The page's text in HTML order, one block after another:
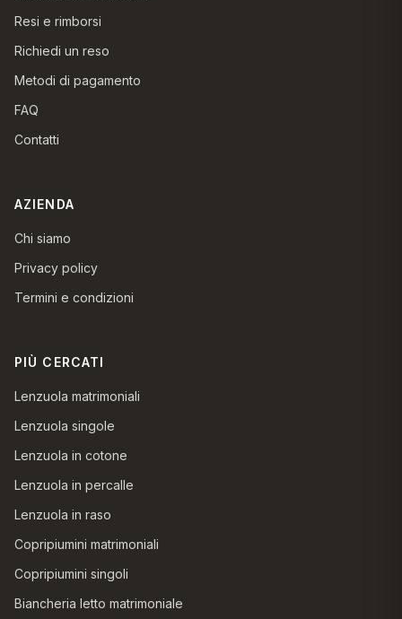
Resi e rimborsi
Richiedi un reso
Metodi di pagamento
FAQ
Contatti
AZIENDA
Chi siamo
Privacy policy
Termini e condizioni
PIÙ CERCATI
Lenzuola matrimoniali
Lenzuola singole
Lenzuola in cotone
Lenzuola in percalle
Lenzuola in raso
Copripiumini matrimoniali
Copripiumini singoli
Biancheria letto matrimoniale